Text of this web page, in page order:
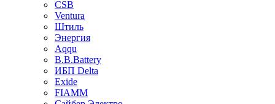
CSB
Ventura
Штиль
Энергия
Aqqu
B.B.Bаttery
ИБП Delta
Exide
FIAMM